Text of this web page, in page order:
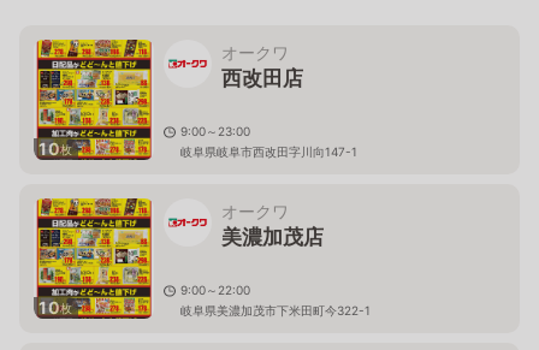
10枚
オークワ
西改田店
9:00～23:00
岐阜県岐阜市西改田字川向147-1
10枚
オークワ
美濃加茂店
9:00～22:00
岐阜県美濃加茂市下米田町今322-1